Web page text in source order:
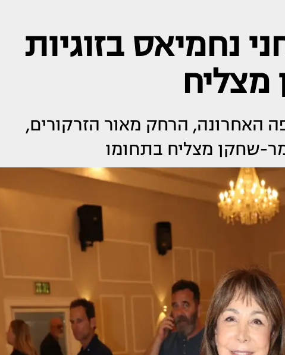
נחמיאס בזוגיות
מצליח
האחרונה, הרחק מאור הזרקורים,
שחקן מצליח בתחומו